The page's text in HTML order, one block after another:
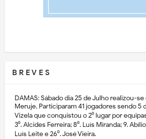
B R E V E S
DAMAS: Sábado dia 25 de Julho realizou-
Meruje. Participaram 41 jogadores sendo 5
Vizela que conquistou o 2⁰ lugar por
3⁰. Alcides Ferreira; 8⁰. Luís Miranda; 9.
Luís Leite e 26⁰. José Vieira.